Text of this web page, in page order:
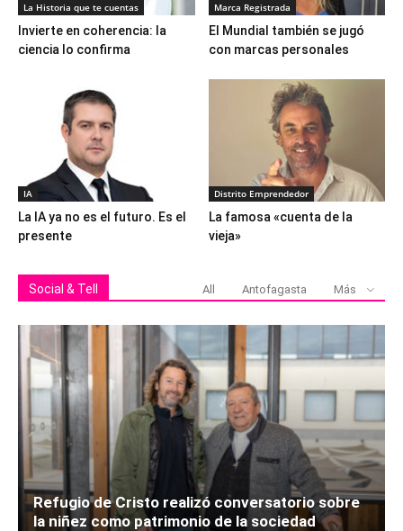
La Historia que te cuentas
Invierte en coherencia: la
ciencia lo confirma
Marca Registrada
El Mundial también se jugó
con marcas personales
IA
La IA ya no es el futuro. Es el
presente
Distrito Emprendedor
La famosa «cuenta de la
vieja»
Social & Tell All Antofagasta Más
Refugio de Cristo realizó conversatorio sobre
la niñez como patrimonio de la sociedad